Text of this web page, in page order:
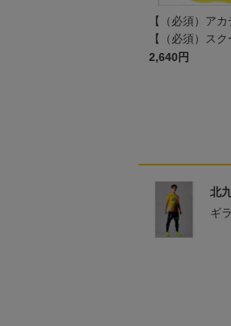
【（必須）アカ
【（必須）スク
プラクティスシ
2,640円
北
ギ